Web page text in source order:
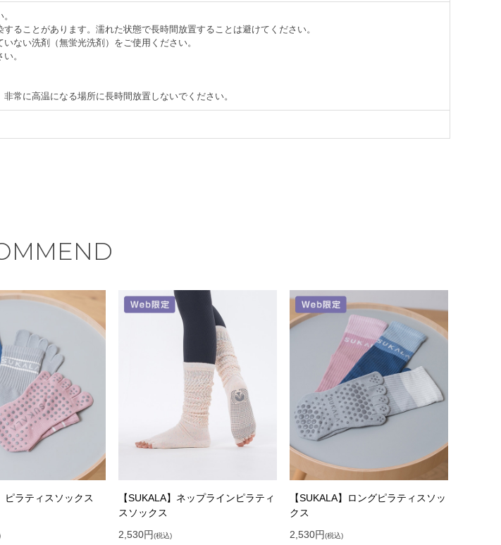
ることがあります。濡れた状態で長時間放置することは避けてください。
ない洗剤（無蛍光洗剤）をご使用ください。
。
常に高温になる場所に長時間放置しないでください。
ピラティスソックス
【SUKALA】ネップラインピラティ
スソックス
2,530円(税込)
【SUKALA】ロングピラティスソッ
クス
2,530円(税込)